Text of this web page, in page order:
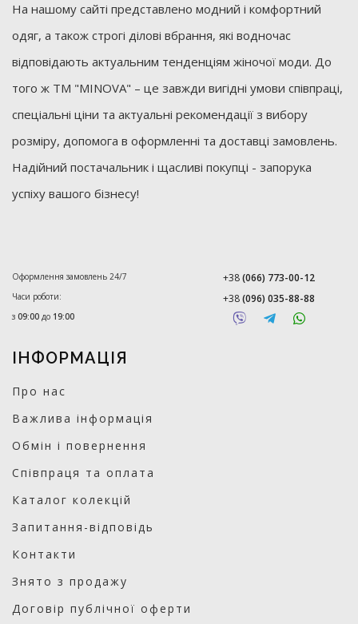
На нашому сайті представлено модний і комфортний
одяг, а також строгі ділові вбрання, які водночас
відповідають актуальним тенденціям жіночої моди. До
того ж ТМ "MINOVA" – це завжди вигідні умови співпраці,
спеціальні ціни та актуальні рекомендації з вибору
розміру, допомога в оформленні та доставці замовлень.
Надійний постачальник і щасливі покупці - запорука
успіху вашого бізнесу!
Оформлення замовлень 24/7
Часи роботи:
з 09:00 до 19:00
+38(066) 773-00-12
+38(096) 035-88-88
ІНФОРМАЦІЯ
Про нас
Важлива інформація
Обмін і повернення
Співпраця та оплата
Каталог колекцій
Запитання-відповідь
Контакти
Знято з продажу
Договір публічної оферти